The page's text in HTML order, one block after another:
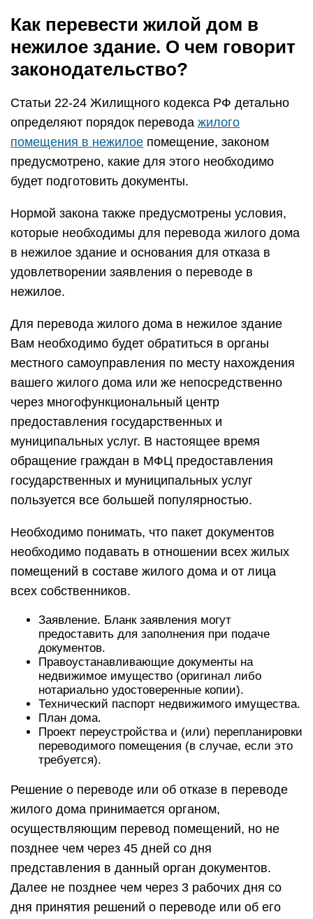
Как перевести жилой дом в
нежилое здание. О чем говорит
законодательство?
Статьи 22-24 Жилищного кодекса РФ детально
определяют порядок перевода жилого
помещения в нежилое помещение, законом
предусмотрено, какие для этого необходимо
будет подготовить документы.
Нормой закона также предусмотрены условия,
которые необходимы для перевода жилого дома
в нежилое здание и основания для отказа в
удовлетворении заявления о переводе в
нежилое.
Для перевода жилого дома в нежилое здание
Вам необходимо будет обратиться в органы
местного самоуправления по месту нахождения
вашего жилого дома или же непосредственно
через многофункциональный центр
предоставления государственных и
муниципальных услуг. В настоящее время
обращение граждан в МФЦ предоставления
государственных и муниципальных услуг
пользуется все большей популярностью.
Необходимо понимать, что пакет документов
необходимо подавать в отношении всех жилых
помещений в составе жилого дома и от лица
всех собственников.
Заявление. Бланк заявления могут
предоставить для заполнения при подаче
документов.
Правоустанавливающие документы на
недвижимое имущество (оригинал либо
нотариально удостоверенные копии).
Технический паспорт недвижимого имущества.
План дома.
Проект переустройства и (или) перепланировки
переводимого помещения (в случае, если это
требуется).
Решение о переводе или об отказе в переводе
жилого дома принимается органом,
осуществляющим перевод помещений, но не
позднее чем через 45 дней со дня
представления в данный орган документов.
Далее не позднее чем через 3 рабочих дня со
дня принятия решений о переводе или об его